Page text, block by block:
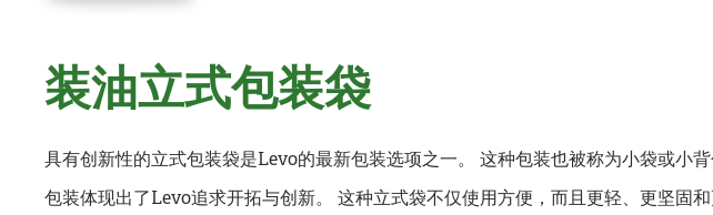
装油立式包装袋
具有创新性的立式包装袋是Levo的最新包装选项之一。 这种包装也被称为小袋或小
包装体现出了Levo追求开拓与创新。 这种立式袋不仅使用方便，而且更轻、更坚固和